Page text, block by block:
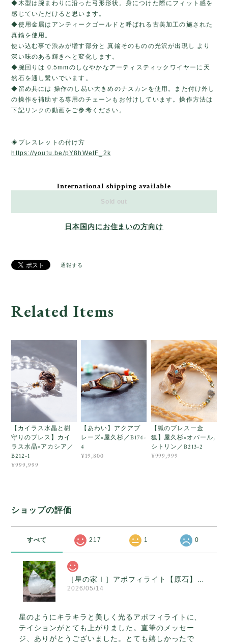
◆木型は腕まわりに沿った弓形形状。身につけた際にフィット感を
感じていただけると思います。
◆使用金属はアンティークゴールドと呼ばれる古美加工の施された
真鍮を使用。
使い込む事で渋みが増す部分と 真鍮そのものの光沢が出現し より
深い味のある輝きへと変化します。
◆腕回りは 0.5mmのしなやかなアーティスティックワイヤーに天
然石を通し繋いでいます。
◆留め具には 操作のし易い大きめのナスカンを使用。また付け外し
の操作を補助する専用のチェーンもお付けしています。操作方法は
下記リンクの動画をご参考ください。
◈ブレスレットの付け方
https://youtu.be/pY8hWetF_2k
International shipping available
Sold out
日本国内にお住まいの方向け
通報する
Related Items
【カイラス水晶と樹
守りのブレス】カイ
ラス水晶×アカシア／
B212-1
¥999,999
【あわい】アクアプ
レーズ×屋久杉／B174-
4
¥19,800
【狐のブレスー金
狐】屋久杉×オパール,
シトリン／B213-2
¥999,999
ショップの評価
すべて 217 1 0
2026/05/14
星のようにキラキラと美しく光るアポフィライトに、
テイションがとても上がりました。直筆のメッセー
ジ、ありがとうございました。とても嬉しかったで